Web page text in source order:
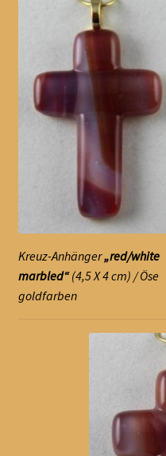
Kreuz-Anhänger„red/white
marbled“(4,5 X 4 cm) / Öse
goldfarben